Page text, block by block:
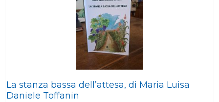
La stanza bassa dell’attesa, di Maria Luisa
Daniele Toffanin